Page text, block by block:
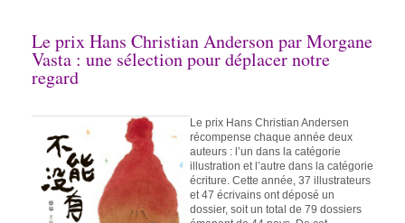
Le prix Hans Christian Anderson par Morgane
Vasta : une sélection pour déplacer notre
regard
Le prix Hans Christian Andersen
récompense chaque année deux
auteurs : l’un dans la catégorie
illustration et l’autre dans la catégorie
écriture. Cette année, 37 illustrateurs
et 47 écrivains ont déposé un
dossier, soit un total de 79 dossiers